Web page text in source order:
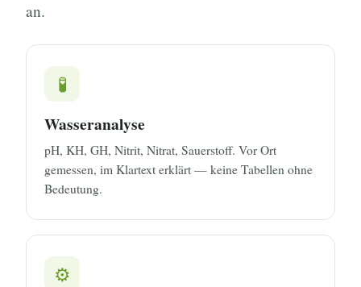
an.
🧪
Wasseranalyse
pH, KH, GH, Nitrit, Nitrat, Sauerstoff. Vor Ort
gemessen, im Klartext erklärt — keine Tabellen ohne
Bedeutung.
⚙️